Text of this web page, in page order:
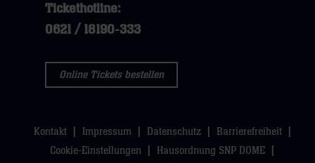
Tickethotline:
0621 / 18190-333
Online Tickets bestellen
Kontakt Impressum Datenschutz
Barrierefreiheit
Cookie-Einstellungen
Hausordnung SNP DOME